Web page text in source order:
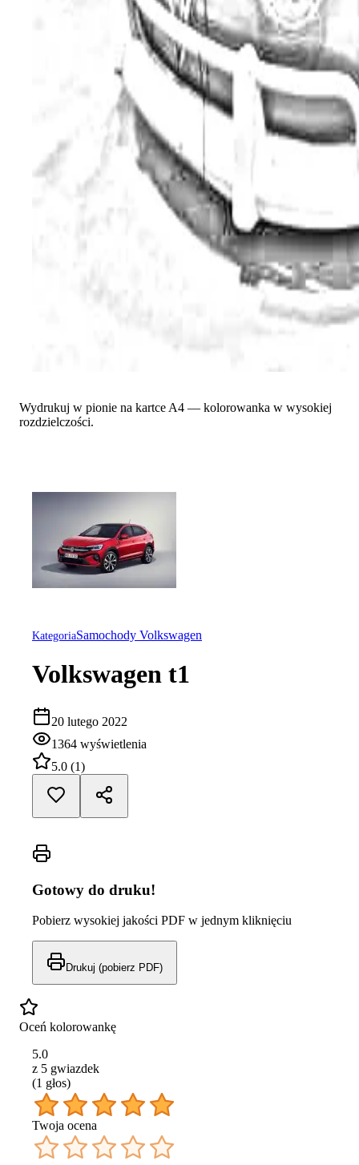
Wydrukuj w pionie na kartce A4 — kolorowanka w wysokiej
rozdzielczości.
KategoriaSamochody Volkswagen
Volkswagen t1
20 lutego 2022
1364 wyświetlenia
5.0 (1)
Gotowy do druku!
Pobierz wysokiej jakości PDF w jednym kliknięciu
Drukuj (pobierz PDF)
Oceń kolorowankę
5.0
z 5 gwiazdek
(1 głos)
Twoja ocena